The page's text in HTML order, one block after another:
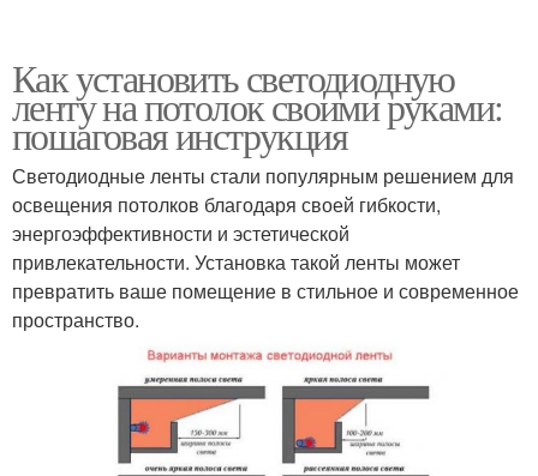
Как установить светодиодную
ленту на потолок своими руками:
пошаговая инструкция
Светодиодные ленты стали популярным решением для
освещения потолков благодаря своей гибкости,
энергоэффективности и эстетической
привлекательности. Установка такой ленты может
превратить ваше помещение в стильное и современное
пространство.